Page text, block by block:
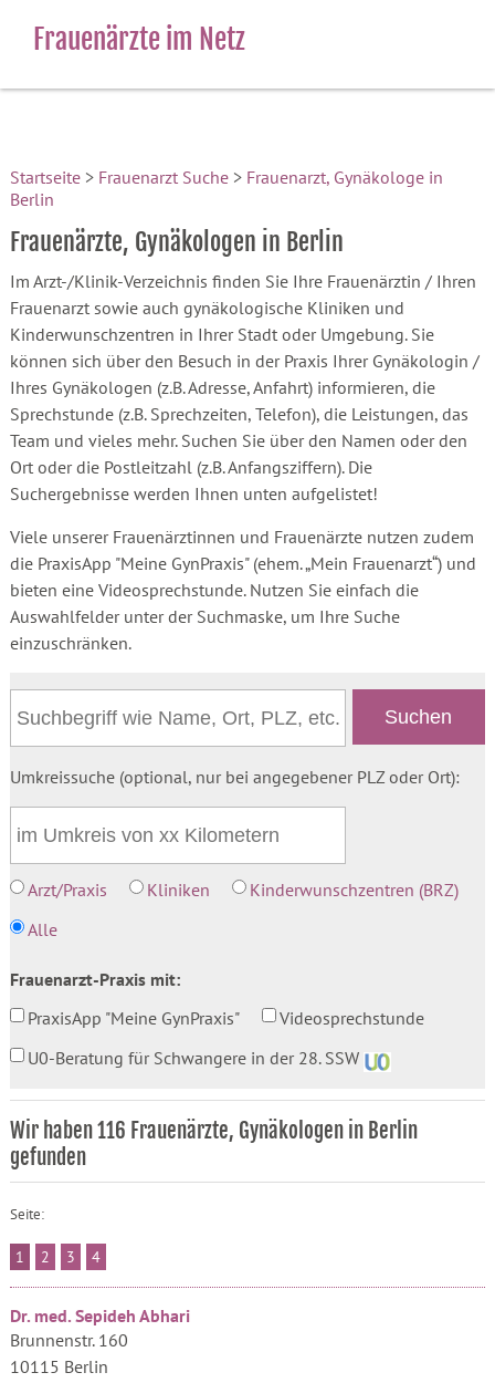
Frauenärzte im Netz
Startseite> Frauenarzt Suche> Frauenarzt, Gynäkologe in
Berlin
Frauenärzte, Gynäkologen in Berlin
Im Arzt-/Klinik-Verzeichnis finden Sie Ihre Frauenärztin / Ihren
Frauenarzt sowie auch gynäkologische Kliniken und
Kinderwunschzentren in Ihrer Stadt oder Umgebung. Sie
können sich über den Besuch in der Praxis Ihrer Gynäkologin /
Ihres Gynäkologen (z.B. Adresse, Anfahrt) informieren, die
Sprechstunde (z.B. Sprechzeiten, Telefon), die Leistungen, das
Team und vieles mehr. Suchen Sie über den Namen oder den
Ort oder die Postleitzahl (z.B. Anfangsziffern). Die
Suchergebnisse werden Ihnen unten aufgelistet!
Viele unserer Frauenärztinnen und Frauenärzte nutzen zudem
die PraxisApp "Meine GynPraxis" (ehem. „Mein Frauenarzt“) und
bieten eine Videosprechstunde. Nutzen Sie einfach die
Auswahlfelder unter der Suchmaske, um Ihre Suche
einzuschränken.
Umkreissuche (optional, nur bei angegebener PLZ oder Ort):
Arzt/Praxis Kliniken
Kinderwunschzentren (BRZ)
Alle
Frauenarzt-Praxis mit:
PraxisApp "Meine GynPraxis"
Videosprechstunde
U0-Beratung für Schwangere in der 28. SSW
Wir haben 116 Frauenärzte, Gynäkologen in Berlin
gefunden
Seite:
1 2 3 4
Dr. med. Sepideh Abhari
Brunnenstr. 160
10115 Berlin